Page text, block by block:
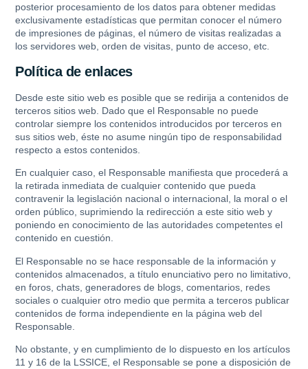
posterior procesamiento de los datos para obtener medidas
exclusivamente estadísticas que permitan conocer el número
de impresiones de páginas, el número de visitas realizadas a
los servidores web, orden de visitas, punto de acceso, etc.
Política de enlaces
Desde este sitio web es posible que se redirija a contenidos de
terceros sitios web. Dado que el Responsable no puede
controlar siempre los contenidos introducidos por terceros en
sus sitios web, éste no asume ningún tipo de responsabilidad
respecto a estos contenidos.
En cualquier caso, el Responsable manifiesta que procederá a
la retirada inmediata de cualquier contenido que pueda
contravenir la legislación nacional o internacional, la moral o el
orden público, suprimiendo la redirección a este sitio web y
poniendo en conocimiento de las autoridades competentes el
contenido en cuestión.
El Responsable no se hace responsable de la información y
contenidos almacenados, a título enunciativo pero no limitativo,
en foros, chats, generadores de blogs, comentarios, redes
sociales o cualquier otro medio que permita a terceros publicar
contenidos de forma independiente en la página web del
Responsable.
No obstante, y en cumplimiento de lo dispuesto en los artículos
11 y 16 de la LSSICE, el Responsable se pone a disposición de